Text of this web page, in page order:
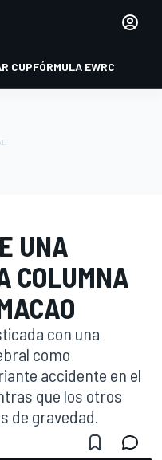
CUPFÓRMULA EWRC
UNA
COLUMNA
con una
como
accidente en el
que los otros
de gravedad.